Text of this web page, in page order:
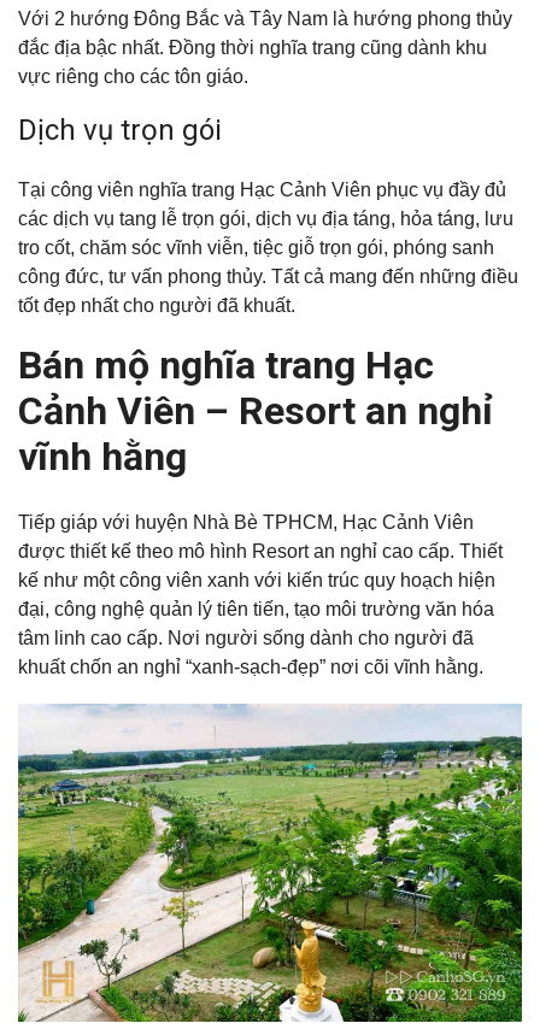
Với 2 hướng Đông Bắc và Tây Nam là hướng phong thủy
đắc địa bậc nhất. Đồng thời nghĩa trang cũng dành khu
vực riêng cho các tôn giáo.
Dịch vụ trọn gói
Tại công viên nghĩa trang Hạc Cảnh Viên phục vụ đầy đủ
các dịch vụ tang lễ trọn gói, dịch vụ địa táng, hỏa táng, lưu
tro cốt, chăm sóc vĩnh viễn, tiệc giỗ trọn gói, phóng sanh
công đức, tư vấn phong thủy. Tất cả mang đến những điều
tốt đẹp nhất cho người đã khuất.
Bán mộ nghĩa trang Hạc
Cảnh Viên – Resort an nghỉ
vĩnh hằng
Tiếp giáp với huyện Nhà Bè TPHCM, Hạc Cảnh Viên
được thiết kế theo mô hình Resort an nghỉ cao cấp. Thiết
kế như một công viên xanh với kiến trúc quy hoạch hiện
đại, công nghệ quản lý tiên tiến, tạo môi trường văn hóa
tâm linh cao cấp. Nơi người sống dành cho người đã
khuất chốn an nghỉ “xanh-sạch-đẹp” nơi cõi vĩnh hằng.